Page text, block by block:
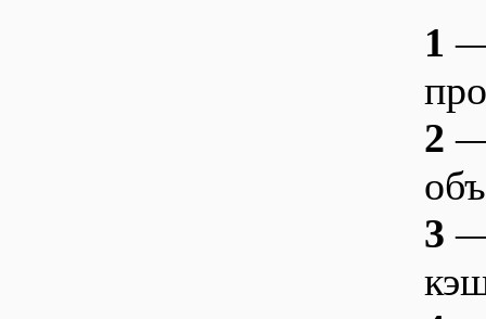
1 —
2 —
3 —